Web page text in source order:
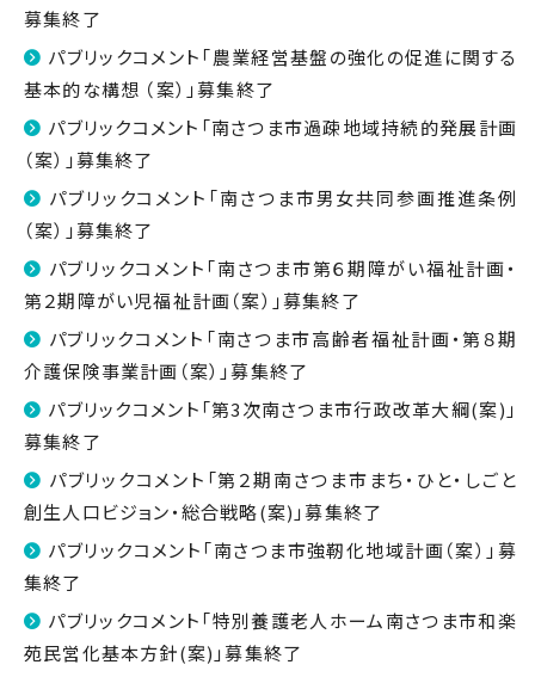
募集終了
パブリックコメント「農業経営基盤の強化の促進に関する
基本的な構想 （案）」募集終了
パブリックコメント「南さつま市過疎地域持続的発展計画
（案）」募集終了
パブリックコメント「南さつま市男女共同参画推進条例
（案）」募集終了
パブリックコメント「南さつま市第６期障がい福祉計画・
第２期障がい児福祉計画（案）」募集終了
パブリックコメント「南さつま市高齢者福祉計画・第８期
介護保険事業計画（案）」募集終了
パブリックコメント「第3次南さつま市行政改革大綱(案)」
募集終了
パブリックコメント「第２期南さつま市まち・ひと・しごと
創生人口ビジョン・総合戦略(案)」募集終了
パブリックコメント「南さつま市強靭化地域計画（案）」募
集終了
パブリックコメント「特別養護老人ホーム南さつま市和楽
苑民営化基本方針(案)」募集終了